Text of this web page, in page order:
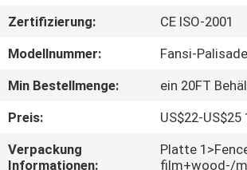
FABRIK-
AUSFLUG
QUALITÄTSKONTROLLE
TRETEN
Zertifizierung:
CE ISO-2001
Modellnummer:
Fansi-
Min Bestellmenge:
ein 20FT
Preis:
US$22-
Verpackung
Informationen:
Platte
film+wood-/